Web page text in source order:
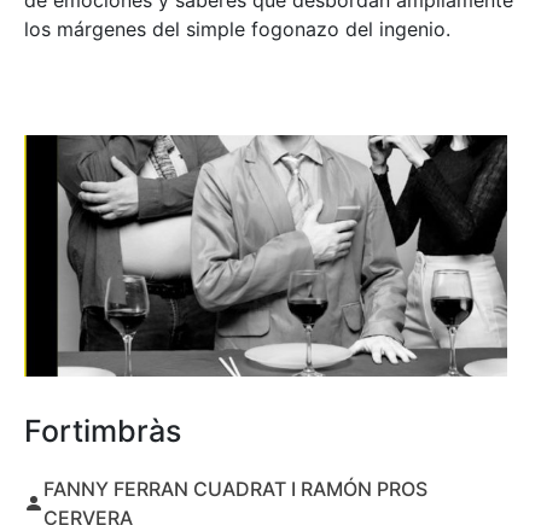
los márgenes del simple fogonazo del ingenio.
Fortimbràs
FANNY FERRAN CUADRAT I RAMÓN PROS
CERVERA